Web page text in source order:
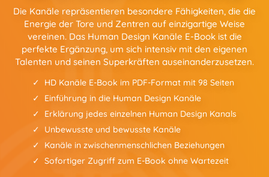
Die Kanäle repräsentieren besondere Fähigkeiten, die die
Energie der Tore und Zentren auf einzigartige Weise
vereinen. Das Human Design Kanäle E-Book ist die
perfekte Ergänzung, um sich intensiv mit den eigenen
Talenten und seinen Superkräften auseinanderzusetzen.
HD Kanäle E-Book im PDF-Format mit 98 Seiten
Einführung in die Human Design Kanäle
Erklärung jedes einzelnen Human Design Kanals
Unbewusste und bewusste Kanäle
Kanäle in zwischenmenschlichen Beziehungen
Sofortiger Zugriff zum E-Book ohne Wartezeit